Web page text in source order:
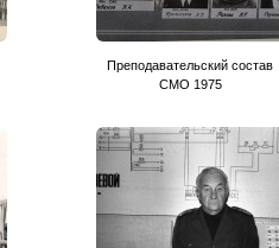
Преподавательский состав
CМО 1975